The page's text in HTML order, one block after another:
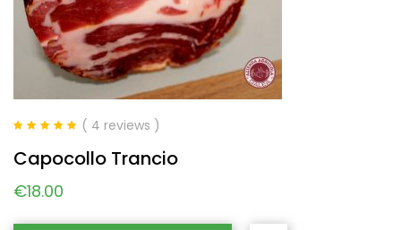
su 5
( 4 reviews )
Capocollo Trancio
€18.00